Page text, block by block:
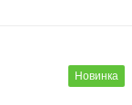
Новинка